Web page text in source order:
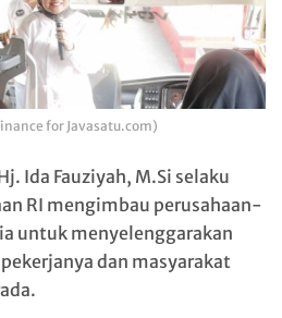
for Javasatu.com)
Ida Fauziyah, M.Si selaku
RI mengimbau perusahaan-
untuk menyelenggarakan
dan masyarakat